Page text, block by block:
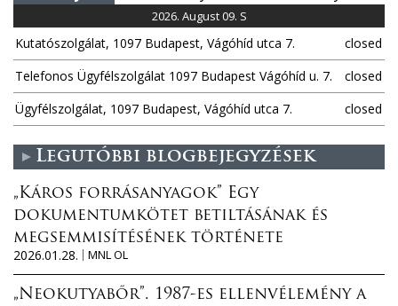
2026. August 09. S
Kutatószolgálat, 1097 Budapest, Vágóhíd utca 7.
closed
Telefonos Ügyfélszolgálat 1097 Budapest Vágóhíd u. 7.
closed
Ügyfélszolgálat, 1097 Budapest, Vágóhíd utca 7.
closed
Legutóbbi blogbejegyzések
„Káros forrásanyagok” Egy
dokumentumkötet betiltásának és
megsemmisítésének története
2026.01.28.
MNL OL
„Neokutyabőr”. 1987-es ellenvélemény a